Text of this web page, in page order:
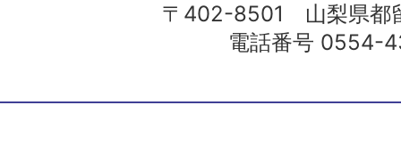
〒402-8501 山梨県都
電話番号 0554-